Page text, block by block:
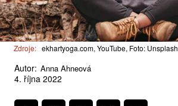
Zdroje: ekhartyoga.com, YouTube, Foto: Unsplash
Autor: Anna Ahneová
4. října 2022